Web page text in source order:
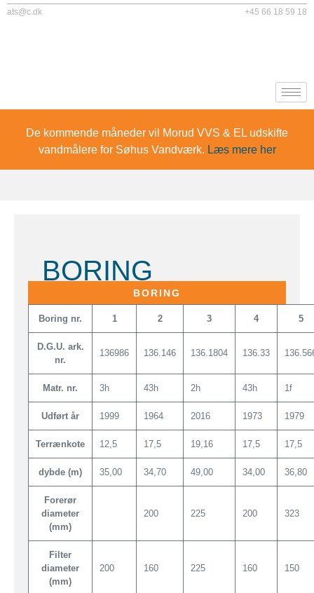
ats@c.dk +45 66 18 59 18
De kommende måneder vil Morud VVS & EL udskifte
vandmålere for Søhus Vandværk. Læs mere her
BORING
BORING
Boring nr. 1 2 3 4 5
D.G.U. ark.
nr.
136986 136.146 136.1804 136.33
Matr. nr. 3h 43h 2h 43h 1f
Udført år 1999 1964 2016 1973 1979
Terrænkote 12,5 17,5 19,16 17,5 17,5
dybde (m) 35,00 34,70 49,00 34,00 36,80
Forerør
diameter
(mm)
200 225 200 323
Filter
diameter
(mm)
200 160 225 160 150